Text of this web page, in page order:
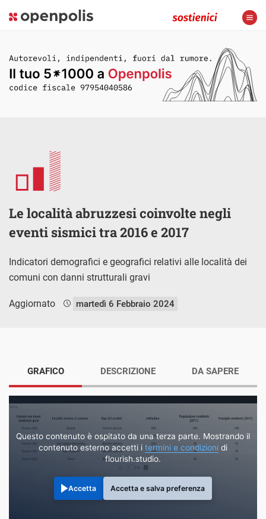
Le località abruzzesi coinvolte negli
eventi sismici tra 2016 e 2017
Indicatori demografici e geografici relativi alle località dei
comuni con danni strutturali gravi
Aggiornato martedì 6 Febbraio 2024
GRAFICO
Questo contenuto è ospitato da una terza parte. Mostrando il
contenuto esterno accetti i termini e condizioni di
flourish.studio.
Accetta Accetta e salva preferenza
DESCRIZIONE DA SAPERE